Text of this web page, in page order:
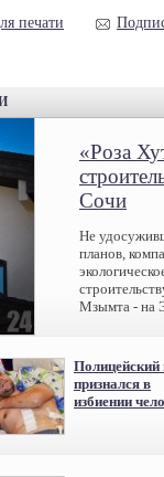
печати
«Роза
Сочи
Не
планов,
Мзымта - на
Полицейский
признался в
избиении